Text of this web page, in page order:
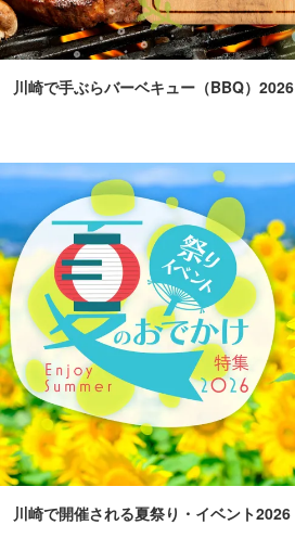
川崎で手ぶらバーベキュー（BBQ）2026
川崎で開催される夏祭り・イベント2026